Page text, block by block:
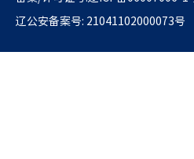
辽公安备案号: 21041102000073号